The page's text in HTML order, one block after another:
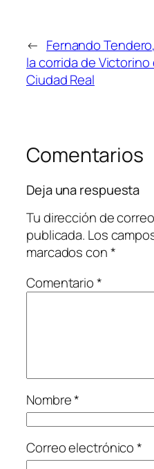
← Fernando
la corrida de Victorino
Ciudad Real
Comentarios
Deja una respuesta
Tu dirección de
publicada. Los
marcados con*
Comentario*
Nombre*
Correo electrónico*